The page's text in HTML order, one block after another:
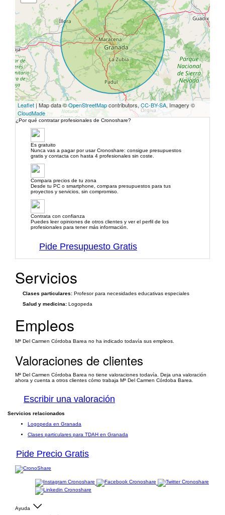
Leaflet | Map data ©OpenStreetMapcontributors, CC-BY-SA, Imagery ©
CloudMade
¿Por qué contratar profesionales de Cronoshare?
Es gratuito
Nunca vas a pagar por usar Cronoshare: consigue presupuestos
gratis y contacta con hasta 4 profesionales sin coste.
Compara precios de tu zona
Desde tu PC o smartphone, compara presupuestos para tus
proyectos y servicios, sin compromiso.
Contrata con confianza
Puedes leer opiniones de otros clientes y ver el perfil de los
profesionales para tener más información.
Pide Presupuesto Gratis
Servicios
Clases particulares: Profesor para necesidades educativas especiales
Salud y medicina: Logopeda
Empleos
Mª Del Carmen Córdoba Barea no ha indicado todavía sus empleos.
Valoraciones de clientes
Mª Del Carmen Córdoba Barea no tiene valoraciones todavía. Deja una valoración
ahora y cuenta a otros clientes cómo trabaja Mª Del Carmen Córdoba Barea.
Escribir una valoración
Servicios relacionados
Logopeda en Granada
Clases particulares para TDAH en Granada
Pide Precio Gratis
Ayuda